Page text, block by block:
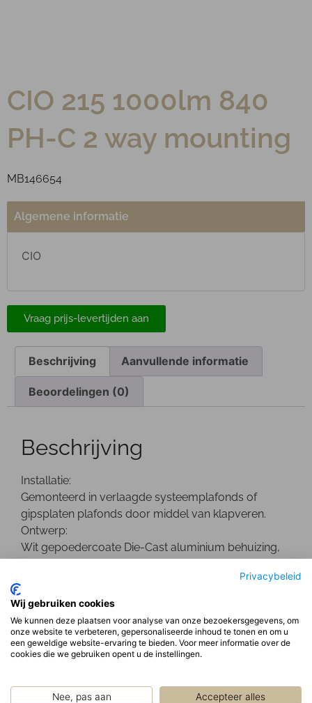
Privacybeleid
Wij gebruiken cookies
We kunnen deze plaatsen voor analyse van onze bezoekersgegevens, om
onze website te verbeteren, gepersonaliseerde inhoud te tonen en om u
een geweldige website-ervaring te bieden. Voor meer informatie over de
cookies die we gebruiken opent u de instellingen.
Nee, pas aan Accepteer alles
CIO 215 1000lm 840
PH-C 2 way mounting
MB146654
Algemene informatie
CIO
Vraag prijs-levertijden aan
Beschrijving Aanvullende informatie
Beoordelingen (0)
Beschrijving
Installatie:
Gemonteerd in verlaagde systeemplafonds of
gipsplaten plafonds door middel van klapveren.
Ontwerp:
Wit gepoedercoate Die-Cast aluminium behuizing,
Opaal PMMA afscherming.
POP Light B.V.